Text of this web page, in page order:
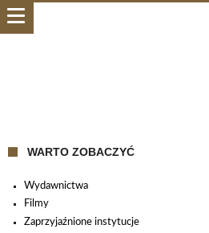
WARTO ZOBACZYĆ
Wydawnictwa
Filmy
Zaprzyjaźnione instytucje